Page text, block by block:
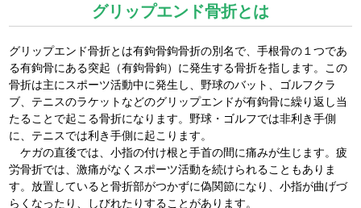
グリップエンド骨折とは
グリップエンド骨折とは有鉤骨鉤骨折の別名で、手根骨の１つであ
る有鉤骨にある突起（有鉤骨鉤）に発生する骨折を指します。この
骨折は主にスポーツ活動中に発生し、野球のバット、ゴルフクラ
ブ、テニスのラケットなどのグリップエンドが有鉤骨に繰り返し当
たることで起こる骨折になります。野球・ゴルフでは非利き手側
に、テニスでは利き手側に起こります。
ケガの直後では、小指の付け根と手首の間に痛みが生じます。疲
労骨折では、激痛がなくスポーツ活動を続けられることもありま
す。放置していると骨折部がつかずに偽関節になり、小指が曲げづ
らくなったり、しびれたりすることがあります。